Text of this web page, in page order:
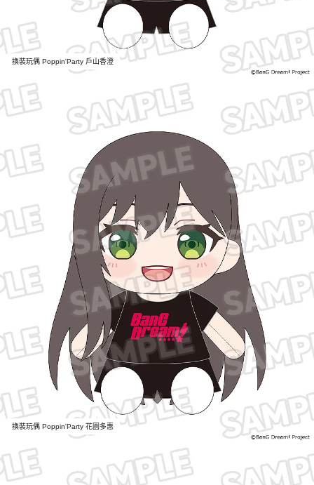
換裝玩偶 Poppin'Party 戶山香澄
換裝玩偶 Poppin'Party 花園多惠